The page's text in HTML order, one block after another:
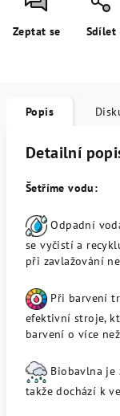
Zeptat se Sdílet
Popis
Detailní
Šetříme vodu:
Odpadní
se vyčistí a
při zavlažování
Při barvení
efektivní stroje,
barvení o více
Biobavlna je
takže dochází k